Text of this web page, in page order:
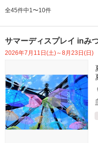
全45件中1〜10件
サマーディスプレイ inみ
2026年7月11日(土)～8月23日(日)